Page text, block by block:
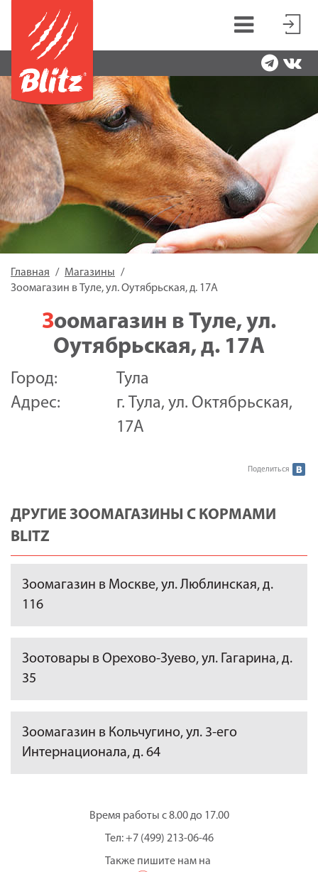
Главная
Магазины
Зоомагазин в Туле, ул. Оутябрьская, д. 17А
Зоомагазин в Туле, ул.
Оутябрьская, д. 17А
Город:
Тула
Адрес:
г. Тула, ул. Октябрьская,
17А
Поделиться
ДРУГИЕ ЗООМАГАЗИНЫ С КОРМАМИ
BLITZ
Зоомагазин в Москве, ул. Люблинская, д.
116
Зоотовары в Орехово-Зуево, ул. Гагарина, д.
35
Зоомагазин в Кольчугино, ул. 3-его
Интернационала, д. 64
Время работы с 8.00 до 17.00
Тел: +7 (499) 213-06-46
Также пишите нам на